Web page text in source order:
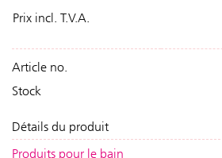
Prix incl. T.V.A.
Article no.
Stock
Détails du produit
Produits pour le bain